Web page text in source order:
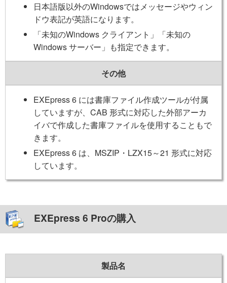
日本語版以外のWindowsではメッセージやウィン
ドウ表記が英語になります。
「未知のWindows クライアント」「未知の
Windows サーバー」も指定できます。
その他
EXEpress 6 には書庫ファイル作成ツールが付属
していますが、CAB 形式に対応した外部アーカ
イバで作成した書庫ファイルを使用することもで
きます。
EXEpress 6 は、MSZIP・LZX15～21 形式に対応
しています。
EXEpress 6 Proの購入
製品名